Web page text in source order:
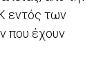
εντός των
που έχουν